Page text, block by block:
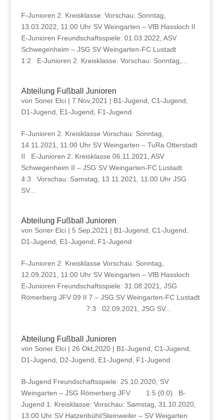
F-Junioren 2. Kreisklasse: Vorschau: Sonntag,
13.03.2022, 11:00 Uhr SV Weingarten – VfB Hassloch II
E-Junioren Freundschaftsspiele: 01.03.2022, ASV
Schwegenheim – JSG SV Weingarten-FC Lustadt
1:2 E-Junioren 2. Kreisklasse: Vorschau: Sonntag,...
Abteilung Fußball Junioren
von Soner Elci| 7 Nov,2021 | B1-Jugend C1-Jugend
D1-Jugend
E1-Jugend F1-Jugend
F-Junioren 2. Kreisklasse Vorschau: Sonntag,
14.11.2021, 11:00 Uhr SV Weingarten – TuRa Otterstadt
II E-Junioren 2. Kreisklasse 06.11.2021, ASV
Schwegenheim II – JSG SV Weingarten-FC Lustadt
4:3 Vorschau: Samstag, 13.11.2021, 11:00 Uhr JSG
SV...
Abteilung Fußball Junioren
von Soner Elci| 5 Sep,2021 | B1-Jugend C1-Jugend
D1-Jugend
E1-Jugend F1-Jugend
F-Junioren 2. Kreisklasse Vorschau: Sonntag,
12.09.2021, 11:00 Uhr SV Weingarten – VfB Hassloch
E-Junioren Freundschaftsspiele: 31.08.2021, JSG
Römerberg JFV 09 II 7 – JSG SV Weingarten-FC Lustadt
7:3 02.09.2021, JSG SV...
Abteilung Fußball Junioren
von Soner Elci| 26 Okt,2020| B1-Jugend C1-Jugend
D1-Jugend
D2-Jugend E1-Jugend F1-Jugend
B-Jugend Freundschaftsspiele: 25.10.2020, SV
Weingarten – JSG Römerberg JFV 1:5 (0:0) B-
Jugend 1. Kreisklasse: Vorschau: Samstag, 31.10.2020,
13:00 Uhr SV Hatzenbühl/Steinweiler – SV Weigarten